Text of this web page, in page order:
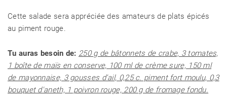
Cette salade sera appréciée des amateurs de plats épicés
au piment rouge.
Tu auras besoin de: 250 g de bâtonnets de crabe, 3 tomates,
1 boîte de maïs en conserve, 100 ml de crème sure, 150 ml
de mayonnaise, 3 gousses d'ail, 0,25 c. piment fort moulu, 0,3
bouquet d'aneth, 1 poivron rouge, 200 g de fromage fondu.